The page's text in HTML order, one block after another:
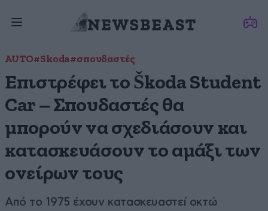
AUTO#Skoda#σπουδαστές
Επιστρέφει το Škoda Student
Car – Σπουδαστές θα
μπορούν να σχεδιάσουν και
κατασκευάσουν το αμάξι των
ονείρων τους
Από το 1975 έχουν κατασκευαστεί οκτώ